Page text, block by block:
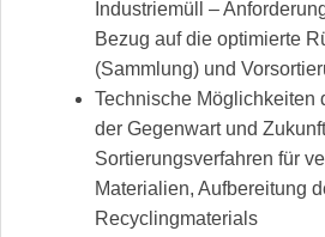
Industriemüll –
Bezug auf die optimierte
(Sammlung) und
Technische Möglichkeiten
der Gegenwart und
Sortierungsverfahren für
Materialien, Aufbereitung
Recyclingmaterials